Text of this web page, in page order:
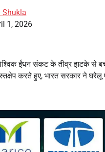
Shukla
1, 2026
वैश्विक ईंधन संकट के तीव्र झटके से
करते हुए, भारत सरकार ने